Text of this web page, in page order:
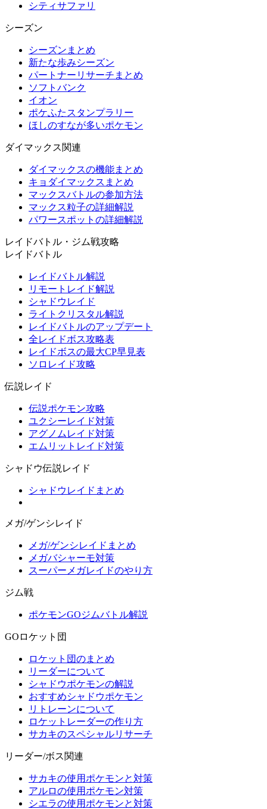
シティサファリ
シーズン
シーズンまとめ
新たな歩みシーズン
パートナーリサーチまとめ
ソフトバンク
イオン
ポケふたスタンプラリー
ほしのすなが多いポケモン
ダイマックス関連
ダイマックスの機能まとめ
キョダイマックスまとめ
マックスバトルの参加方法
マックス粒子の詳細解説
パワースポットの詳細解説
レイドバトル・ジム戦攻略
レイドバトル
レイドバトル解説
リモートレイド解説
シャドウレイド
ライトクリスタル解説
レイドバトルのアップデート
全レイドボス攻略表
レイドボスの最大CP早見表
ソロレイド攻略
伝説レイド
伝説ポケモン攻略
ユクシーレイド対策
アグノムレイド対策
エムリットレイド対策
シャドウ伝説レイド
シャドウレイドまとめ
メガ/ゲンシレイド
メガ/ゲンシレイドまとめ
メガバシャーモ対策
スーパーメガレイドのやり方
ジム戦
ポケモンGOジムバトル解説
GOロケット団
ロケット団のまとめ
リーダーについて
シャドウポケモンの解説
おすすめシャドウポケモン
リトレーンについて
ロケットレーダーの作り方
サカキのスペシャルリサーチ
リーダー/ボス関連
サカキの使用ポケモンと対策
アルロの使用ポケモン対策
シエラの使用ポケモンと対策